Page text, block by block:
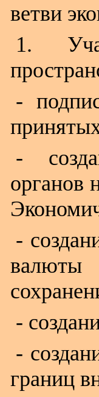
ветви
1.
-
-
органов
-
валюты
-
-
границ